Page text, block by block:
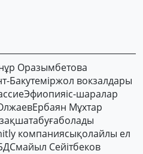
Оразымбетова
Бакутеміржол вокзалдары
Эфиопияіс-шаралар
Ербаян Мұхтар
компаниясықолайлы ел
Смайыл Сейітбеков